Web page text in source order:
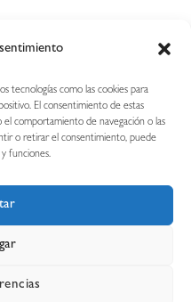
tecnologías como las cookies para
El consentimiento de estas
comportamiento de navegación o las
o retirar el consentimiento, puede
funciones.
27
31 70
y compra